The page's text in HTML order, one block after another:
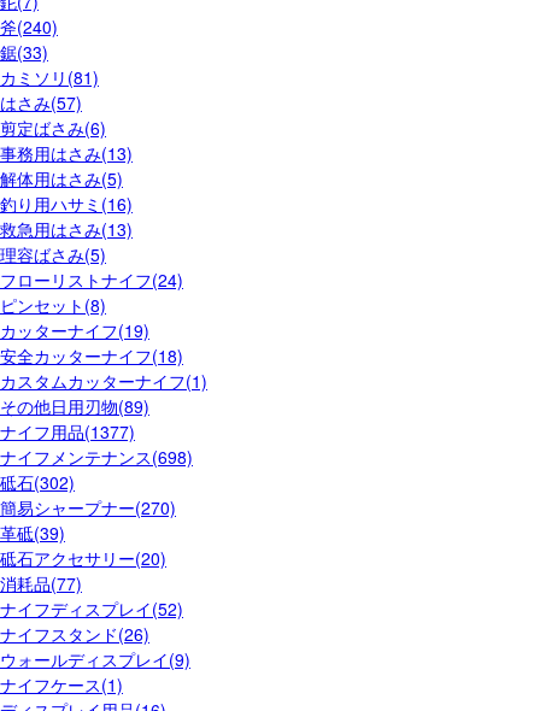
斧(240)
鋸(33)
カミソリ(81)
はさみ(57)
剪定ばさみ(6)
事務用はさみ(13)
解体用はさみ(5)
釣り用ハサミ(16)
救急用はさみ(13)
理容ばさみ(5)
フローリストナイフ(24)
ピンセット(8)
カッターナイフ(19)
安全カッターナイフ(18)
カスタムカッターナイフ(1)
その他日用刃物(89)
ナイフ用品(1377)
ナイフメンテナンス(698)
砥石(302)
簡易シャープナー(270)
革砥(39)
砥石アクセサリー(20)
消耗品(77)
ナイフディスプレイ(52)
ナイフスタンド(26)
ウォールディスプレイ(9)
ナイフケース(1)